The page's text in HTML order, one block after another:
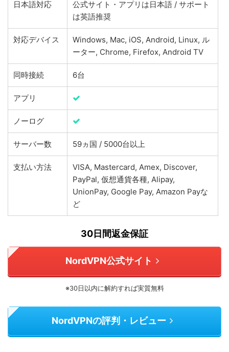
日本語対応
公式サイト・アプリは日本語 / サポート
は英語推奨
対応デバイス
Windows, Mac, iOS, Android, Linux, ル
ーター, Chrome, Firefox, Android TV
同時接続 6台
アプリ
ノーログ
サーバー数 59ヵ国 / 5000台以上
支払い方法
VISA, Mastercard, Amex, Discover,
PayPal, 仮想通貨各種, Alipay,
UnionPay, Google Pay, Amazon Payな
ど
30日間返金保証
NordVPN公式サイト
※30日以内に解約すれば実質無料
NordVPNの評判・レビュー